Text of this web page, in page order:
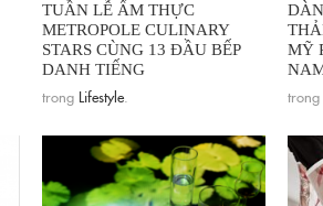
TUẦN LỄ ẨM THỰC
METROPOLE CULINARY
STARS CÙNG 13 ĐẦU BẾP
DANH TIẾNG
trong Lifestyle.
MỸ
trong